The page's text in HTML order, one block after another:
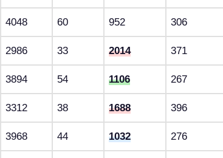
4048 60 952 306
2986 33 2014 371
3894 54 1106 267
3312 38 1688 396
3968 44 1032 276